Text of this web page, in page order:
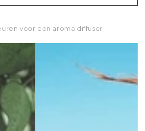
voor een aroma diffuser